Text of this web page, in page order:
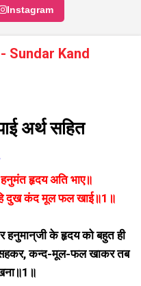
Instagram
- Sundar Kand
अर्थ सहित
हृदय अति भाए॥
दुख कंद मूल फल खाई॥1॥
हनुमान्‌जी के हृदय को बहुत ही
सहकर, कन्द-मूल-फल खाकर तब